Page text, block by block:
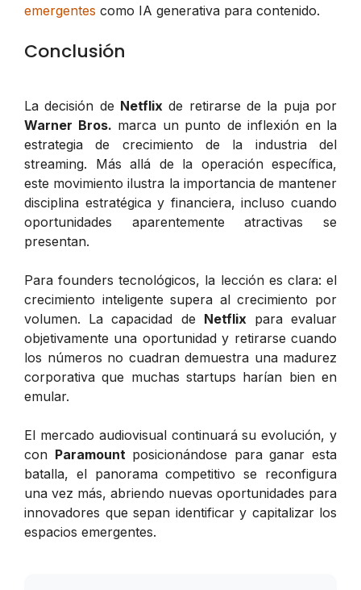
emergentes como IA generativa para contenido.
Conclusión
La decisión de Netflix de retirarse de la puja por
Warner Bros. marca un punto de inflexión en la
estrategia de crecimiento de la industria del
streaming. Más allá de la operación específica,
este movimiento ilustra la importancia de mantener
disciplina estratégica y financiera, incluso cuando
oportunidades aparentemente atractivas se
presentan.
Para founders tecnológicos, la lección es clara: el
crecimiento inteligente supera al crecimiento por
volumen. La capacidad de Netflix para evaluar
objetivamente una oportunidad y retirarse cuando
los números no cuadran demuestra una madurez
corporativa que muchas startups harían bien en
emular.
El mercado audiovisual continuará su evolución, y
con Paramount posicionándose para ganar esta
batalla, el panorama competitivo se reconfigura
una vez más, abriendo nuevas oportunidades para
innovadores que sepan identificar y capitalizar los
espacios emergentes.